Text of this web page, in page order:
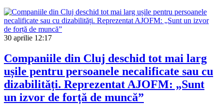
30 aprilie 12:17
Companiile din Cluj deschid tot mai larg
ușile pentru persoanele necalificate sau cu
dizabilități. Reprezentat AJOFM: „Sunt
un izvor de forță de muncă”